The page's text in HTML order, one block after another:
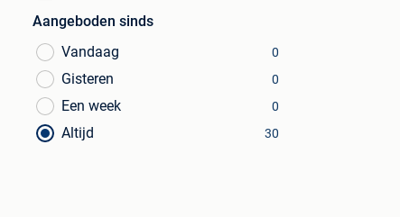
Aangeboden sinds
Vandaag
0
Gisteren 0
Een week 0
Altijd 30